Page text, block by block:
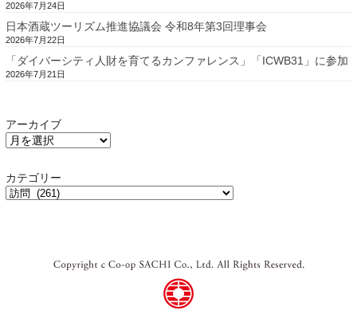
2026年7月24日
日本酒蔵ツーリズム推進協議会 令和8年第3回理事会
2026年7月22日
「ダイバーシティ人財を育てるカンファレンス」「ICWB31」に参加
2026年7月21日
アーカイブ
カテゴリー